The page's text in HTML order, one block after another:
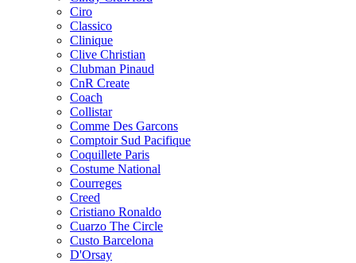
Ciro
Classico
Clinique
Clive Christian
Clubman Pinaud
CnR Create
Coach
Collistar
Comme Des Garcons
Comptoir Sud Pacifique
Coquillete Paris
Costume National
Courreges
Creed
Cristiano Ronaldo
Cuarzo The Circle
Custo Barcelona
D'Orsay